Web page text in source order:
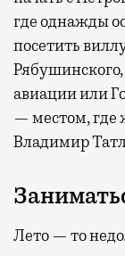
гдеоднажды
посетить
авиации или
— местом, где
Владимир
Лето — то